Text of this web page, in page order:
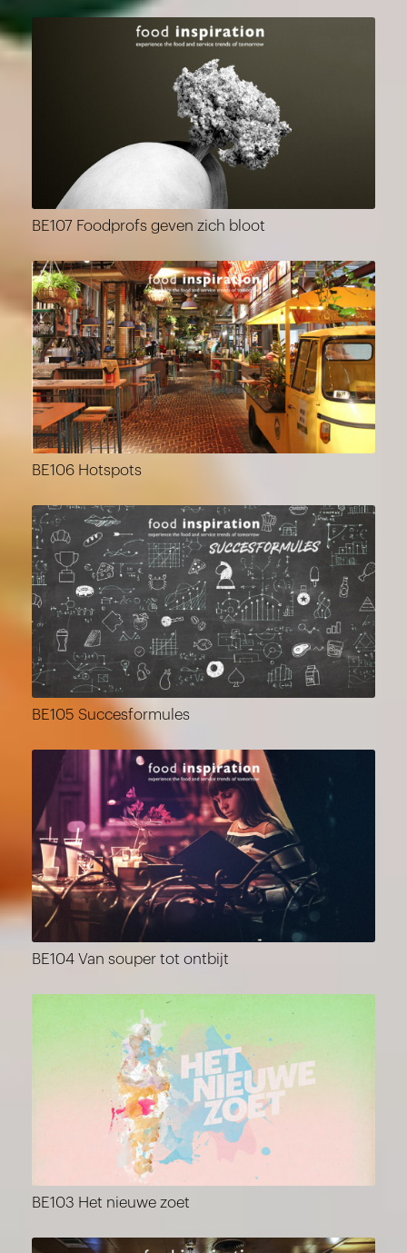
BE107 Foodprofs geven zich bloot
BE106 Hotspots
BE105 Succesformules
BE104 Van souper tot ontbijt
BE103 Het nieuwe zoet